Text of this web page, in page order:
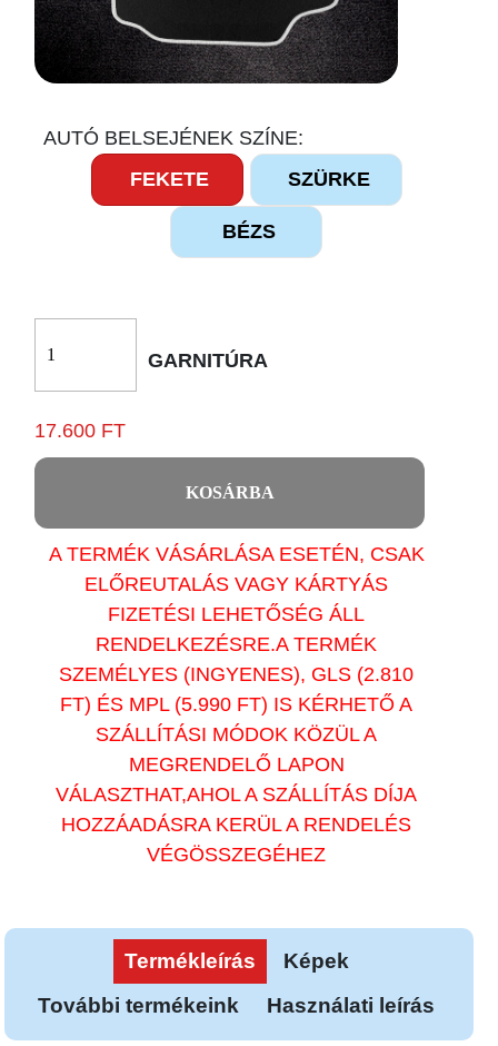
AUTÓ BELSEJÉNEK SZÍNE:
FEKETE
SZÜRKE
BÉZS
GARNITÚRA
17.600 FT
KOSÁRBA
A TERMÉK VÁSÁRLÁSA ESETÉN, CSAK
ELŐREUTALÁS VAGY KÁRTYÁS
FIZETÉSI LEHETŐSÉG ÁLL
RENDELKEZÉSRE.A TERMÉK
SZEMÉLYES (INGYENES), GLS (2.810
FT) ÉS MPL (5.990 FT) IS KÉRHETŐ A
SZÁLLÍTÁSI MÓDOK KÖZÜL A
MEGRENDELŐ LAPON
VÁLASZTHAT,AHOL A SZÁLLÍTÁS DÍJA
HOZZÁADÁSRA KERÜL A RENDELÉS
VÉGÖSSZEGÉHEZ
Termékleírás
Képek
További termékeink
Használati leírás